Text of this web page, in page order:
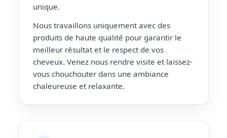
unique.
Nous travaillons uniquement avec des
produits de haute qualité pour garantir le
meilleur résultat et le respect de vos
cheveux. Venez nous rendre visite et laissez-
vous chouchouter dans une ambiance
chaleureuse et relaxante.